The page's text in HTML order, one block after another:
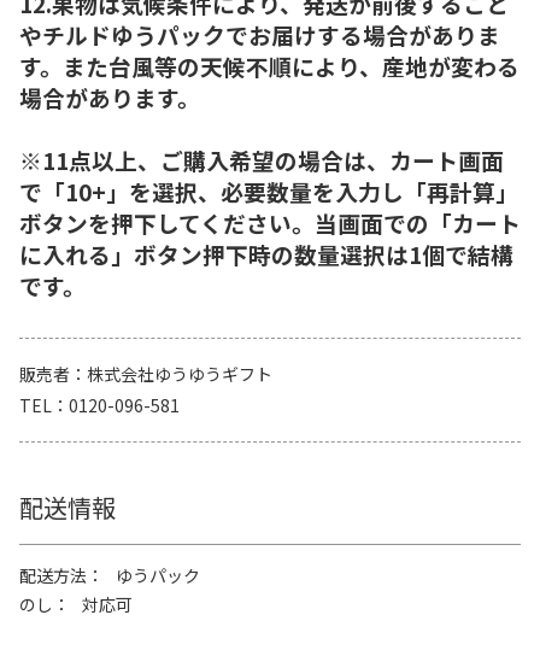
やチルドゆうパックでお届けする場合がありま
す。また台風等の天候不順により、産地が変わる
場合があります。
※11点以上、ご購入希望の場合は、カート画面
で「10+」を選択、必要数量を入力し「再計算」
ボタンを押下してください。当画面での「カート
に入れる」ボタン押下時の数量選択は1個で結構
です。
販売者
株式会社ゆうゆうギフト
TEL
0120-096-581
配送情報
配送方法
ゆうパック
のし
対応可